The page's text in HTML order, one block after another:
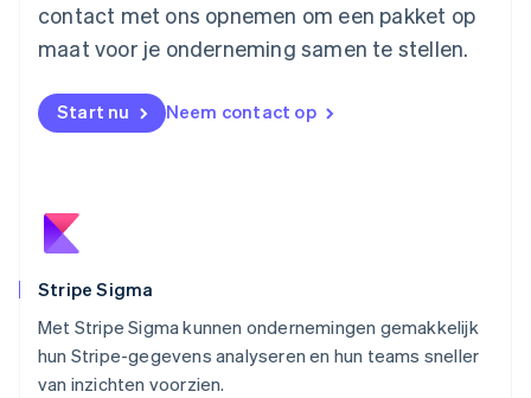
contact met ons opnemen om een pakket op
maat voor je onderneming samen te stellen.
Start nu Neem contact op
Stripe Sigma
Met Stripe Sigma kunnen ondernemingen gemakkelijk
hun Stripe-gegevens analyseren en hun teams sneller
van inzichten voorzien.
Nederland
NederlandsEnglish
English
Noorwegen
Polen
PortuguêsEnglish
English
Singapore
English简体中文